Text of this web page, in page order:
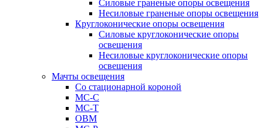
Силовые граненые опоры освещения
Несиловые граненые опоры освещения
Круглоконические опоры освещения
Силовые круглоконические опоры
освещения
Несиловые круглоконические опоры
освещения
Мачты освещения
Со стационарной короной
МС-С
МС-Т
ОВМ